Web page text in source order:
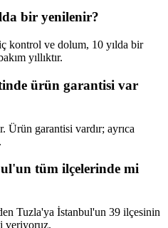
bir yenilenir?
kontrol ve dolum, 10 yılda bir
yıllıktır.
ürün garantisi var
garantisi vardır; ayrıca
tüm ilçelerinde mi
Tuzla'ya İstanbul'un 39 ilçesinin
veriyoruz.